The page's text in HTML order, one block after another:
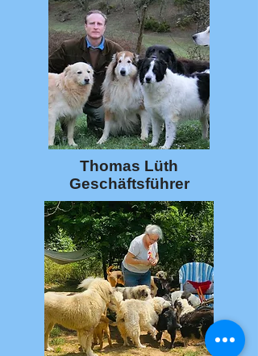
Thomas Lüth
Geschäftsführer